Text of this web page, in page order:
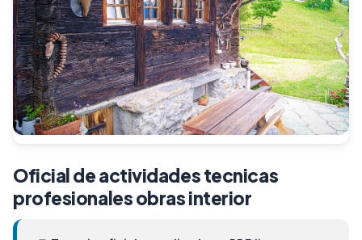
Oficial de actividades tecnicas
profesionales obras interior